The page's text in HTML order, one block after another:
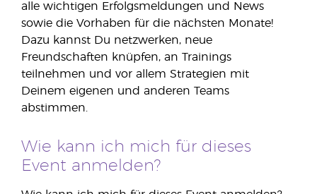
alle wichtigen Erfolgsmeldungen und News
sowie die Vorhaben für die nächsten Monate!
Dazu kannst Du netzwerken, neue
Freundschaften knüpfen, an Trainings
teilnehmen und vor allem Strategien mit
Deinem eigenen und anderen Teams
abstimmen.
Wie kann ich mich für dieses
Event anmelden?